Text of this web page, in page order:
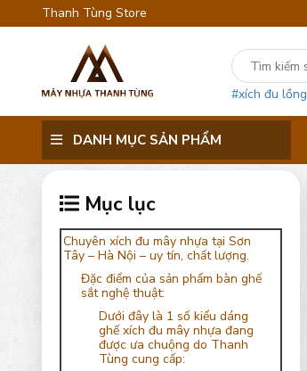
Thanh Tùng Store
#xích đu lồng
DANH MỤC SẢN PHẨM
Mục lục
Chuyên xích đu mây nhựa tại Sơn
Tây – Hà Nội – uy tín, chất lượng.
Đặc điểm của sản phẩm bàn ghế
sắt nghệ thuật:
Dưới đây là 1 số kiểu dáng
ghế xích đu mây nhựa đang
được ưa chuộng do Thanh
Tùng cung cấp: